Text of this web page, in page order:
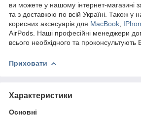
ви можете у нашому інтернет-магазині
та з доставкою по всій Україні. Також у
корисних аксесуарів для MacBook
AirPods. Наші професійні менеджери
всього необхідного та проконсультують
Приховати
Характеристики
Основні